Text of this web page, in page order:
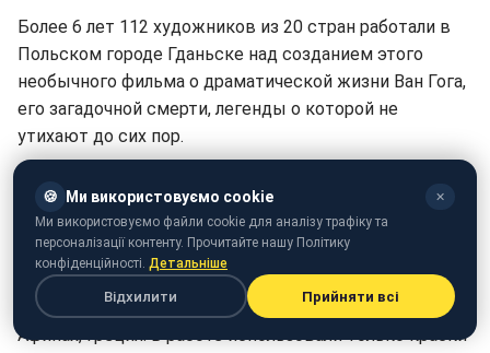
Более 6 лет 112 художников из 20 стран работали в
Польском городе Гданьске над созданием этого
необычного фильма о драматической жизни Ван Гога,
его загадочной смерти, легенды о которой не
утихают до сих пор.
Украины. В том числе киевлянка Татьяна Очередько.
"Сделали отдельный набор для Украинской, когда 30
процентов фильма были готовы. Работали три
студии: в польских городах Гданьске, Вроцлаве, в
Афинах, Греция. В работе использовали только краски
🍪 Ми використовуємо cookie ✕
Ми використовуємо файли cookie для аналізу трафіку та
персоналізації контенту. Прочитайте нашу Політику
конфіденційності. Детальніше
Відхилити Прийняти всі